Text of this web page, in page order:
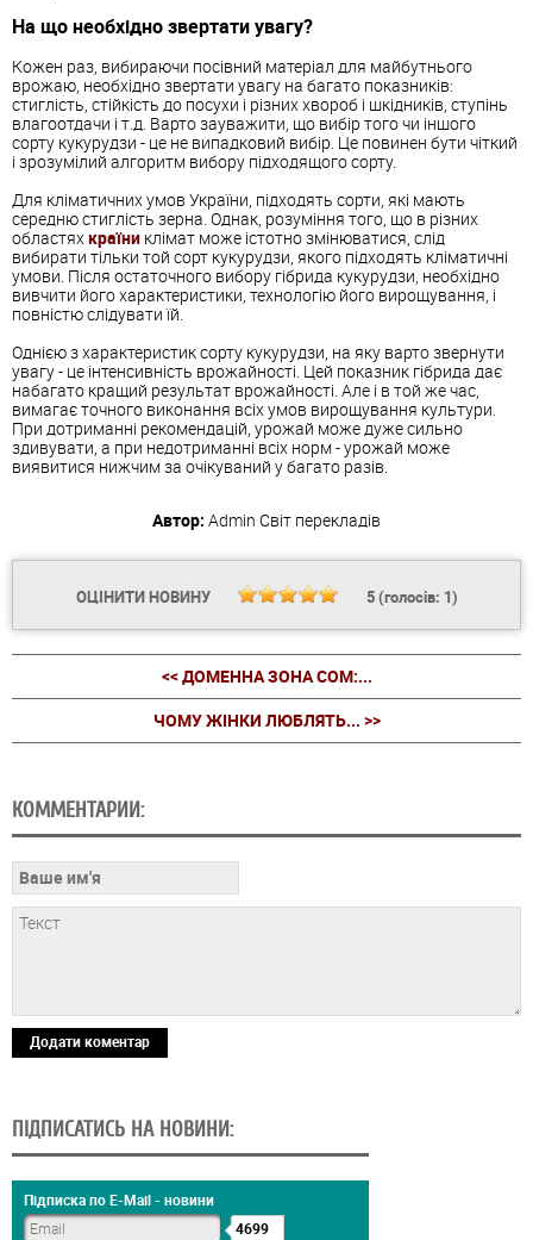
На що необхідно звертати увагу?
Кожен раз, вибираючи посівний матеріал для майбутнього
врожаю, необхідно звертати увагу на багато показників:
стиглість, стійкість до посухи і різних хвороб і шкідників, ступінь
влагоотдачи і т.д. Варто зауважити, що вибір того чи іншого
сорту кукурудзи - це не випадковий вибір. Це повинен бути чіткий
і зрозумілий алгоритм вибору підходящого сорту.
Для кліматичних умов України, підходять сорти, які мають
середню стиглість зерна. Однак, розуміння того, що в різних
областяхкраїни клімат може істотно змінюватися, слід
вибирати тільки той сорт кукурудзи, якого підходять кліматичні
умови. Після остаточного вибору гібрида кукурудзи, необхідно
вивчити його характеристики, технологію його вирощування, і
повністю слідувати їй.
Однією з характеристик сорту кукурудзи, на яку варто звернути
увагу - це інтенсивність врожайності. Цей показник гібрида дає
набагато кращий результат врожайності. Але і в той же час,
вимагає точного виконання всіх умов вирощування культури.
При дотриманні рекомендацій, урожай може дуже сильно
здивувати, а при недотриманні всіх норм - урожай може
виявитися нижчим за очікуваний у багато разів.
Автор: Admin Світ перекладів
ОЦІНИТИ НОВИНУ 5(голосів: 1)
<< ДОМЕННА ЗОНА COM:...
ЧОМУ ЖІНКИ ЛЮБЛЯТЬ... >>
КОММЕНТАРИИ:
Додати коментар
ПІДПИСАТИСЬ НА НОВИНИ:
Підписка по E-Mail - новини
4699